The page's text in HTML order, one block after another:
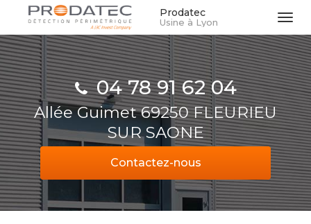
Aller
contenu
principal
Prodatec
Usine à Lyon
04 78 91 62 04
Allée Guimet 69250 FLEURIEU
SUR SAONE
Contactez-nous